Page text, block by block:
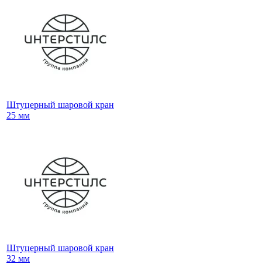
Штуцерный шаровой кран
25 мм
Штуцерный шаровой кран
32 мм